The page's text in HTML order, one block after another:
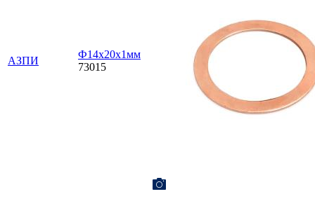
АЗПИ
Ф14х20х1мм
73015